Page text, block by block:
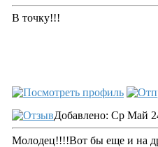
В точку!!!
Добавлено: Ср Май
Молодец!!!!Вот бы еще и на